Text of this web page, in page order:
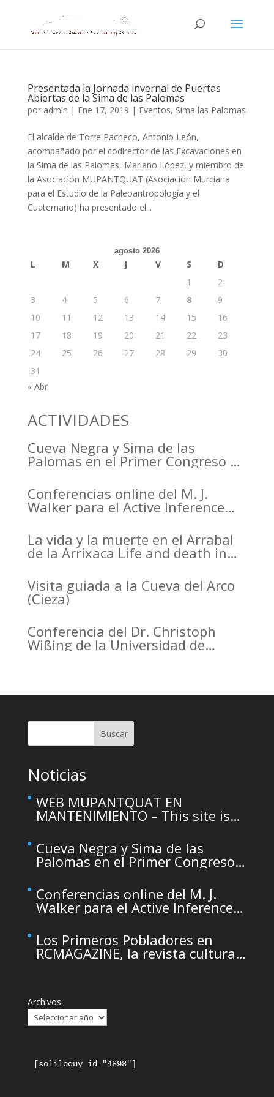
Presentada la Jornada invernal de Puertas
Abiertas de la Sima de las Palomas
por admin | Ene 17, 2019 | Eventos, Sima las Palomas
El alcalde de Torre Pacheco, Antonio León,
acompañado por el codirector de las Excavaciones en
la Sima de las Palomas, Mariano López, y miembro de
la Asociación MUPANTQUAT (Asociación Murciana
para el Estudio de la Paleoantropología y el
Cuaternario) ha presentado el...
agosto 2026
L M X J V S
D
1
2
3
4 5 6 7 8
9
10
11 12 13 14 15
16
17
18 19 20 21 22
23
24
25 26 27 28 29
30
31
« Abr
ACTIVIDADES
Cueva Negra y Sima de las
Palomas en el Primer Congreso de
Murcia organizado por el CDL
Conferencias online del M. J.
Walker para el Active Inference
La vida y la muerte en el Arrabal
de la Arrixaca Life and death in
Visita guiada a la Cueva del Arco
(Cieza)
Conferencia del Dr. Christoph
Wißing de la Universidad de
versus early modern humans:
pattern Buscar
Noticias
WEB MUPANTQUAT EN
MANTENIMIENTO – This site is
maintenance
Cueva Negra y Sima de las
Palomas en el Primer Congreso
Murcia organizado por el CDL
Conferencias online del M. J.
Walker para el Active Inference
Los Primeros Pobladores en
RCMAGAZINE, la revista cultural
Archivos
[soliloquy id="4898"]